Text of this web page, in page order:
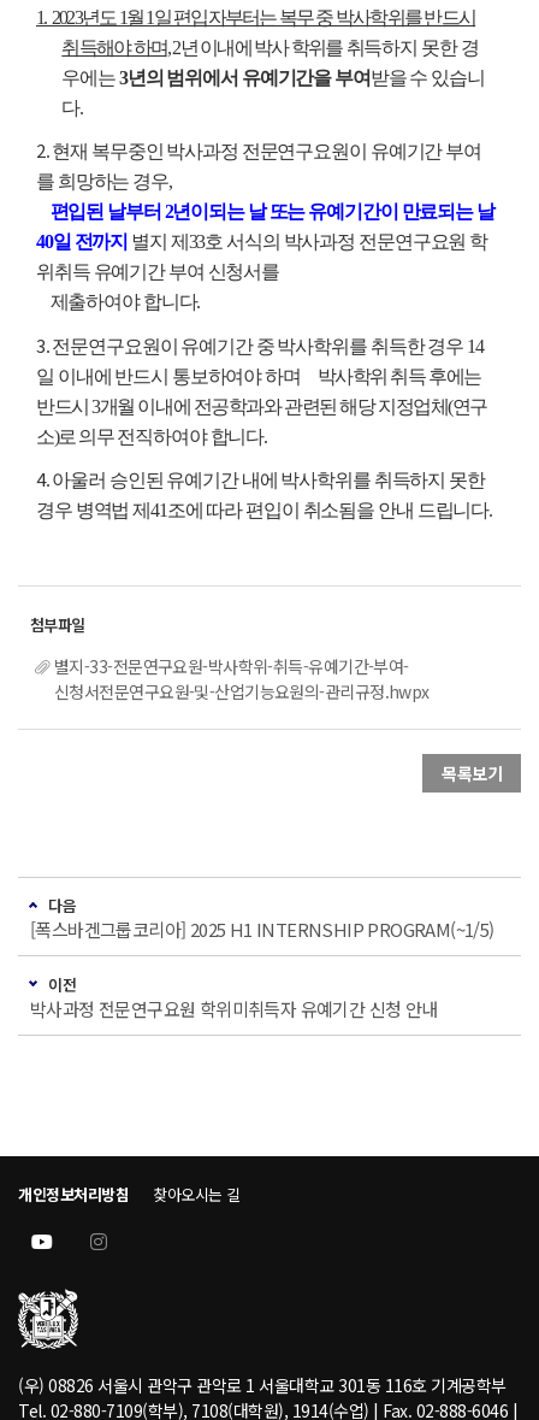
1. 2023년도 1월 1일 편입자부터는 복무 중 박사학위를 반드시
취득해야 하며,2년 이내에 박사 학위를취득하지 못한 경
우에는3년의 범위에서 유예기간을 부여받을 수 있습니
다.
2. 현재 복무중인 박사과정 전문연구요원이 유예기간 부여
를 희망하는 경우,
편입된 날부터 2년이되는 날 또는 유예기간이 만료되는 날
40일 전까지 별지 제33호 서식의 박사과정 전문연구요원 학
위취득 유예기간 부여 신청서를
제출하여야 합니다.
3. 전문연구요원이 유예기간 중 박사학위를 취득한 경우 14
일 이내에 반드시 통보하여야 하며
박사학위 취득 후에는
반드시 3개월 이내에 전공학과와 관련된 해당 지정업체(연구
소)로 의무전직하여야 합니다.
4. 아울러 승인된 유예기간 내에 박사학위를 취득하지 못한
경우 병역법 제41조에 따라 편입이 취소됨을 안내 드립니다.
별지-33-전문연구요원-박사학위-취득-유예기간-부여-
신청서전문연구요원-및-산업기능요원의-관리규정.hwpx
목록보기
다음
[폭스바겐그룹코리아] 2025 H1 INTERNSHIP PROGRAM(~1/5)
이전
박사과정 전문연구요원 학위미취득자 유예기간 신청 안내
개인정보처리방침 찾아오시는 길
(우) 08826 서울시 관악구 관악로 1 서울대학교 301동 116호 기계공학부
Tel. 02-880-7109(학부), 7108(대학원), 1914(수업) | Fax. 02-888-6046 |